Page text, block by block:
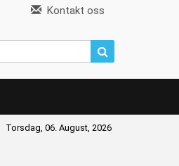
Kontakt oss
Torsdag, 06. August, 2026